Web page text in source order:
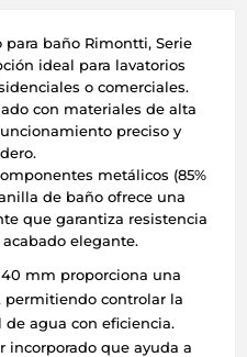
baño Rimontti, Serie
ideal para lavatorios
o comerciales.
con materiales de alta
preciso y
metálicos (85%
de baño ofrece una
que garantiza resistencia
elegante.
mm proporciona una
permitiendo controlar la
agua con eficiencia.
incorporado que ayuda a